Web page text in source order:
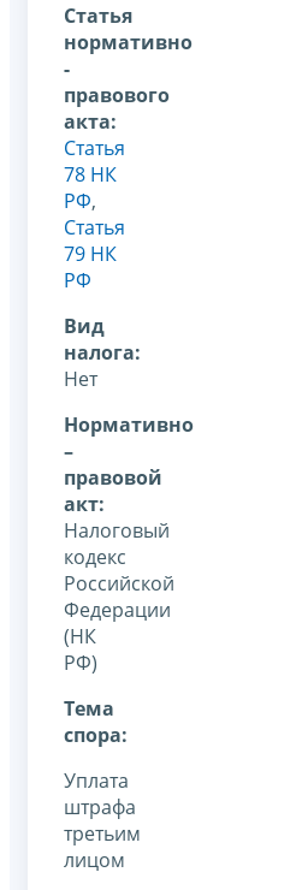
Статья
нормативно
-
правового
акта:
Статья
78 НК
РФ,
Статья
79 НК
РФ
Вид
налога:
Нет
Нормативно
–
правовой
акт:
Налоговый
кодекс
Российской
Федерации
(НК
РФ)
Тема
спора:
Уплата
штрафа
третьим
лицом